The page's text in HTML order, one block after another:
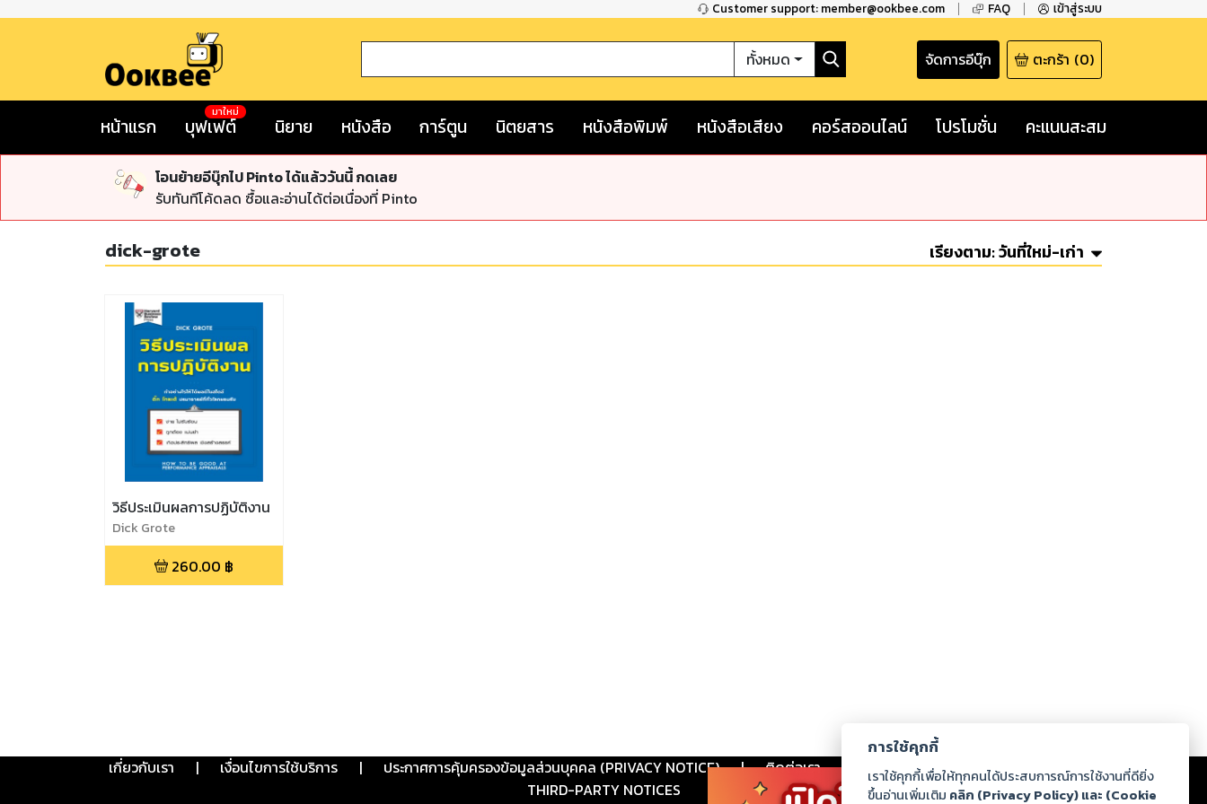
Customer support: member@ookbee.com FAQ เข้าสู่ระบบ
ทั้งหมด จัดการอีบุ๊ก ตะกร้า (0)
หน้าแรก บุฟเฟต์
มาใหม่
นิยาย หนังสือ การ์ตูน นิตยสาร หนังสือพิมพ์ หนังสือเสียง คอร์สออนไลน์ โปรโมชั่น คะแนนสะสม
โอนย้ายอีบุ๊กไป Pinto ได้แล้ววันนี้ กดเลย
รับทันทีโค้ดลด ซื้อและอ่านได้ต่อเนื่องที่ Pinto
dick-grote เรียงตาม:วันที่ใหม่-เก่า
วิธีประเมินผลการปฏิบัติงาน
Dick Grote
260.00 ฿
เกี่ยวกับเรา | เงื่อนไขการใช้บริการ | ประกาศการคุ้มครองข้อมูลส่วนบุคคล (PRIVACY NOTICE) | ติดต่อเรา ร่วมงานกับเรา ดาวน์โหลด
THIRD-PARTY NOTICES
การใช้คุกกี้
เราใช้คุกกี้เพื่อให้ทุกคนได้ประสบการณ์การใช้งานที่ดียิ่ง
ขึ้นอ่านเพิ่มเติม คลิก (Privacy Policy) และ (Cookie